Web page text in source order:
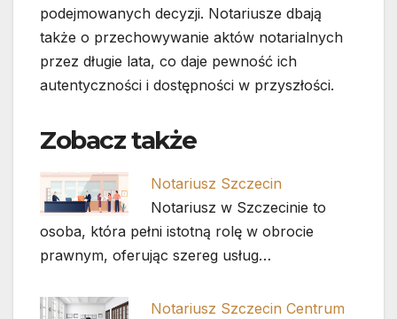
podejmowanych decyzji. Notariusze dbają
także o przechowywanie aktów notarialnych
przez długie lata, co daje pewność ich
autentyczności i dostępności w przyszłości.
Zobacz także
Notariusz Szczecin
Notariusz w Szczecinie to
osoba, która pełni istotną rolę w obrocie
prawnym, oferując szereg usług…
Notariusz Szczecin Centrum